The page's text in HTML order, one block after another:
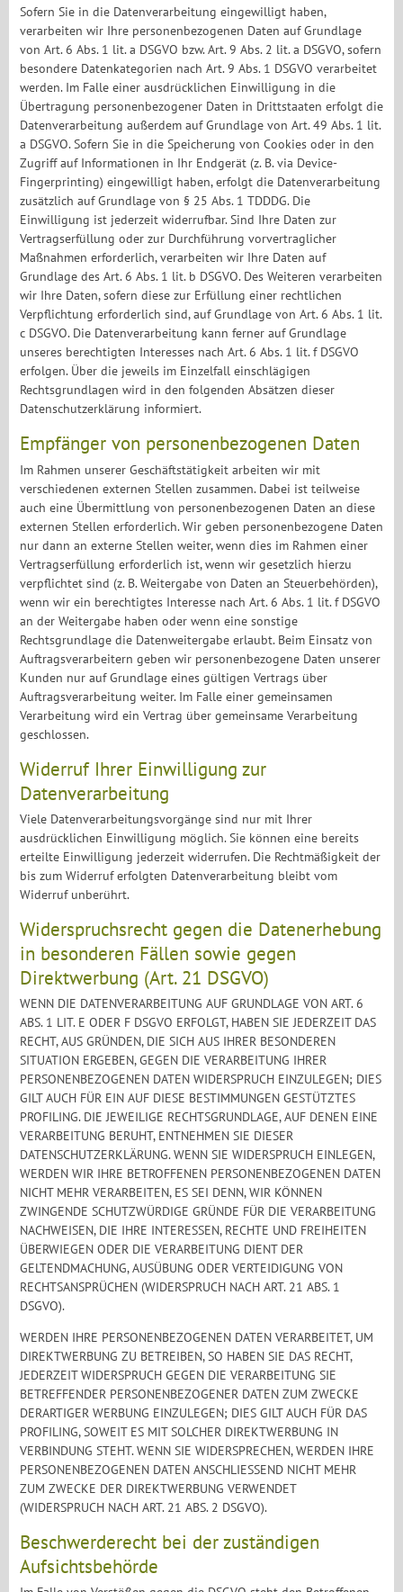
Sofern Sie in die Datenverarbeitung eingewilligt haben,
verarbeiten wir Ihre personenbezogenen Daten auf Grundlage
von Art. 6 Abs. 1 lit. a DSGVO bzw. Art. 9 Abs. 2 lit. a DSGVO, sofern
besondere Datenkategorien nach Art. 9 Abs. 1 DSGVO verarbeitet
werden. Im Falle einer ausdrücklichen Einwilligung in die
Übertragung personenbezogener Daten in Drittstaaten erfolgt die
Datenverarbeitung außerdem auf Grundlage von Art. 49 Abs. 1 lit.
a DSGVO. Sofern Sie in die Speicherung von Cookies oder in den
Zugriff auf Informationen in Ihr Endgerät (z. B. via Device-
Fingerprinting) eingewilligt haben, erfolgt die Datenverarbeitung
zusätzlich auf Grundlage von § 25 Abs. 1 TDDDG. Die
Einwilligung ist jederzeit widerrufbar. Sind Ihre Daten zur
Vertragserfüllung oder zur Durchführung vorvertraglicher
Maßnahmen erforderlich, verarbeiten wir Ihre Daten auf
Grundlage des Art. 6 Abs. 1 lit. b DSGVO. Des Weiteren verarbeiten
wir Ihre Daten, sofern diese zur Erfüllung einer rechtlichen
Verpflichtung erforderlich sind, auf Grundlage von Art. 6 Abs. 1 lit.
c DSGVO. Die Datenverarbeitung kann ferner auf Grundlage
unseres berechtigten Interesses nach Art. 6 Abs. 1 lit. f DSGVO
erfolgen. Über die jeweils im Einzelfall einschlägigen
Rechtsgrundlagen wird in den folgenden Absätzen dieser
Datenschutzerklärung informiert.
Empfänger von personenbezogenen Daten
Im Rahmen unserer Geschäftstätigkeit arbeiten wir mit
verschiedenen externen Stellen zusammen. Dabei ist teilweise
auch eine Übermittlung von personenbezogenen Daten an diese
externen Stellen erforderlich. Wir geben personenbezogene Daten
nur dann an externe Stellen weiter, wenn dies im Rahmen einer
Vertragserfüllung erforderlich ist, wenn wir gesetzlich hierzu
verpflichtet sind (z. B. Weitergabe von Daten an Steuerbehörden),
wenn wir ein berechtigtes Interesse nach Art. 6 Abs. 1 lit. f DSGVO
an der Weitergabe haben oder wenn eine sonstige
Rechtsgrundlage die Datenweitergabe erlaubt. Beim Einsatz von
Auftragsverarbeitern geben wir personenbezogene Daten unserer
Kunden nur auf Grundlage eines gültigen Vertrags über
Auftragsverarbeitung weiter. Im Falle einer gemeinsamen
Verarbeitung wird ein Vertrag über gemeinsame Verarbeitung
geschlossen.
Widerruf Ihrer Einwilligung zur
Datenverarbeitung
Viele Datenverarbeitungsvorgänge sind nur mit Ihrer
ausdrücklichen Einwilligung möglich. Sie können eine bereits
erteilte Einwilligung jederzeit widerrufen. Die Rechtmäßigkeit der
bis zum Widerruf erfolgten Datenverarbeitung bleibt vom
Widerruf unberührt.
Widerspruchsrecht gegen die Datenerhebung
in besonderen Fällen sowie gegen
Direktwerbung (Art. 21 DSGVO)
WENN DIE DATENVERARBEITUNG AUF GRUNDLAGE VON ART. 6
ABS. 1 LIT. E ODER F DSGVO ERFOLGT, HABEN SIE JEDERZEIT DAS
RECHT, AUS GRÜNDEN, DIE SICH AUS IHRER BESONDEREN
SITUATION ERGEBEN, GEGEN DIE VERARBEITUNG IHRER
PERSONENBEZOGENEN DATEN WIDERSPRUCH EINZULEGEN; DIES
GILT AUCH FÜR EIN AUF DIESE BESTIMMUNGEN GESTÜTZTES
PROFILING. DIE JEWEILIGE RECHTSGRUNDLAGE, AUF DENEN EINE
VERARBEITUNG BERUHT, ENTNEHMEN SIE DIESER
DATENSCHUTZERKLÄRUNG. WENN SIE WIDERSPRUCH EINLEGEN,
WERDEN WIR IHRE BETROFFENEN PERSONENBEZOGENEN DATEN
NICHT MEHR VERARBEITEN, ES SEI DENN, WIR KÖNNEN
ZWINGENDE SCHUTZWÜRDIGE GRÜNDE FÜR DIE VERARBEITUNG
NACHWEISEN, DIE IHRE INTERESSEN, RECHTE UND FREIHEITEN
ÜBERWIEGEN ODER DIE VERARBEITUNG DIENT DER
GELTENDMACHUNG, AUSÜBUNG ODER VERTEIDIGUNG VON
RECHTSANSPRÜCHEN (WIDERSPRUCH NACH ART. 21 ABS. 1
DSGVO).
WERDEN IHRE PERSONENBEZOGENEN DATEN VERARBEITET, UM
DIREKTWERBUNG ZU BETREIBEN, SO HABEN SIE DAS RECHT,
JEDERZEIT WIDERSPRUCH GEGEN DIE VERARBEITUNG SIE
BETREFFENDER PERSONENBEZOGENER DATEN ZUM ZWECKE
DERARTIGER WERBUNG EINZULEGEN; DIES GILT AUCH FÜR DAS
PROFILING, SOWEIT ES MIT SOLCHER DIREKTWERBUNG IN
VERBINDUNG STEHT. WENN SIE WIDERSPRECHEN, WERDEN IHRE
PERSONENBEZOGENEN DATEN ANSCHLIESSEND NICHT MEHR
ZUM ZWECKE DER DIREKTWERBUNG VERWENDET
(WIDERSPRUCH NACH ART. 21 ABS. 2 DSGVO).
Beschwerde­recht bei der zuständigen
Aufsichts­behörde